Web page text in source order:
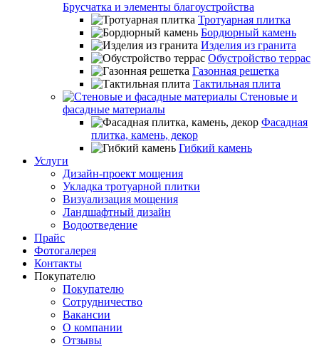
Брусчатка и элементы благоустройства
Тротуарная плитка
Бордюрный камень
Изделия из гранита
Обустройство террас
Газонная решетка
Тактильная плита
Стеновые и
фасадные материалы
Фасадная
плитка, камень, декор
Гибкий камень
Услуги
Дизайн-проект мощения
Укладка тротуарной плитки
Визуализация мощения
Ландшафтный дизайн
Водоотведение
Прайс
Фотогалерея
Контакты
Покупателю
Покупателю
Сотрудничество
Вакансии
О компании
Отзывы